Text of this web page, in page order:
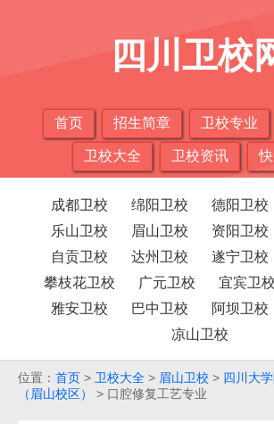
四川卫校
首页 招生简章 卫校专业
卫校大全 卫校资讯
成都卫校 绵阳卫校 德阳卫校
乐山卫校
眉山卫校 资阳卫校
自贡卫校
达州卫校 遂宁卫校
攀枝花卫校
广元卫校 宜宾卫校
雅安卫校
巴中卫校 阿坝卫校
凉山卫校
位置： 首页 > 卫校大全 > 眉山卫校 > 四川大
（眉山校区）
> 口腔修复工艺专业